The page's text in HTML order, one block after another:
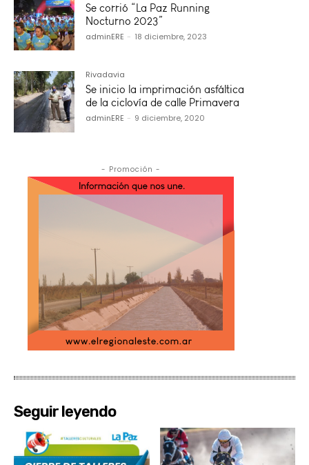
Se corrió “La Paz Running
Nocturno 2023”
adminERE - 18 diciembre, 2023
Rivadavia
Se inicio la imprimación asfáltica
de la ciclovía de calle Primavera
adminERE - 9 diciembre, 2020
- Promoción -
Seguir leyendo